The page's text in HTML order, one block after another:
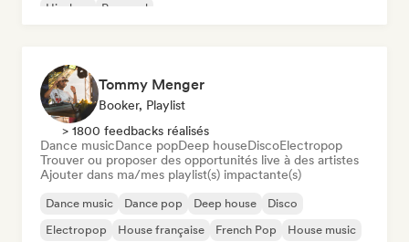
Hip-hop
Pop soul
Tommy Menger
Booker, Playlist
> 1800 feedbacks réalisés
Dance musicDance popDeep houseDiscoElectropop
Trouver ou proposer des opportunités live à des artistes
Ajouter dans ma/mes playlist(s) impactante(s)
Dance music Dance pop Deep house
Disco
Electropop
House française French Pop House music